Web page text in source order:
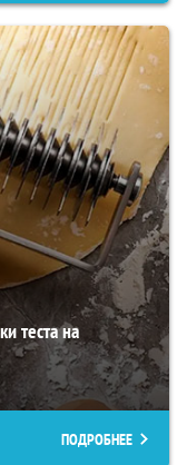
теста на
ПОДРОБНЕЕ